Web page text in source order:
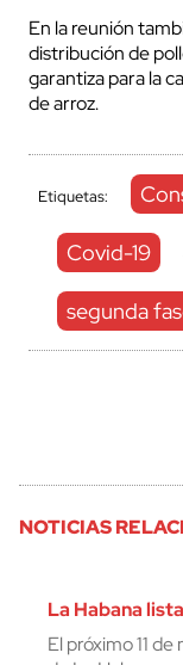
En la reunión
distribución de
garantiza para la
de arroz.
Etiquetas:
Covid-19
segunda
NOTICIAS
La Habana
El próximo 11